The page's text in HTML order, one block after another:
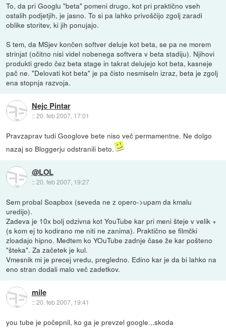
To, da pri Googlu "beta" pomeni drugo, kot pri praktično vseh
ostalih podjetjih, je jasno. To si pa lahko privoščijo zgolj zaradi
oblike storitev, ki jih ponujajo.
S tem, da MSjev končen softver deluje kot beta, se pa ne morem
strinjat (očitno nisi videl nobenega softvera v beta stadiju). Njihovi
produkti gredo čez beta stage in takrat delujejo kot beta, kasneje
pač ne. "Delovati kot beta" je pa čisto nesmiseln izraz, beta je zgolj
ena stopnja razvoja.
Nejc Pintar
::20. feb 2007, 17:01
Pravzaprav tudi Googlove bete niso več permamentne. Ne dolgo
nazaj so Bloggerju odstranili beto.
@LOL
::20. feb 2007, 19:27
Sem probal Soapbox (seveda ne z opero->upam da kmalu
uredijo).
Zadeva je 10x bolj odzivna kot YouTube kar pri meni šteje v velik +
(s kom ej to kodirano me niti ne zanima). Praktično se filmčki
zloadajo hipno. Medtem ko YOuTube zadnje čase že kar pošteno
"šteka". Za začetek je kul.
Vmesnik mi je precej vredu, pregledno. Edino kar je da bi lahko na
eno stran dodali malo več zadetkov.
mile
::20. feb 2007, 19:41
you tube je počepnil, ko ga je prevzel google...skoda